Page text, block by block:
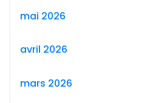
mai 2026
avril 2026
mars 2026